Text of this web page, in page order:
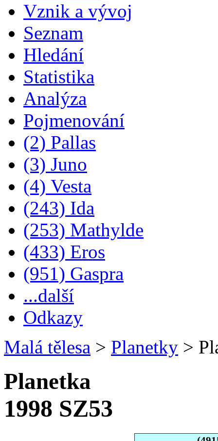
Vznik a vývoj
Seznam
Hledání
Statistika
Analýza
Pojmenování
(2) Pallas
(3) Juno
(4) Vesta
(243) Ida
(253) Mathylde
(433) Eros
(951) Gaspra
...další
Odkazy
Malá tělesa > Planetky >
Planetka
1998 SZ53